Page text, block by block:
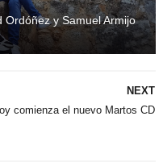
y Samuel Armijo
NEXT
comienza el nuevo Martos CD